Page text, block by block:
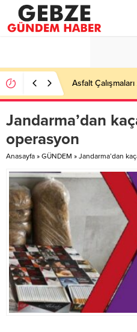
Ortaöğretime
yayımlandı –
Jandarma’dan
operasyon
Anasayfa » GÜNDEM » Jandarma’dan